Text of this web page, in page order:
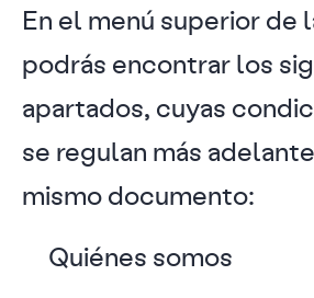
En el menú superior de
podrás encontrar los
apartados, cuyas
se regulan más
mismo documento:
Quiénes somos